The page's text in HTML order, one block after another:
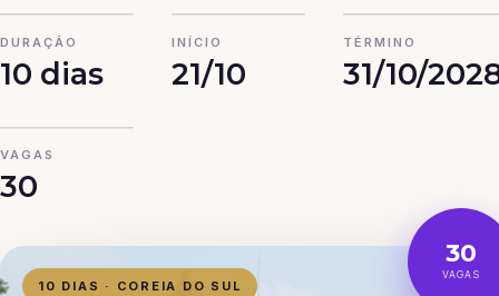
DURAÇÃO
10 dias
INÍCIO
21/10
TÉRMINO
31/10/
VAGAS
30
10 DIAS · COREIA DO SUL
30
VAGAS